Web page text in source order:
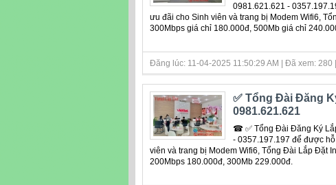
0981.621.621 -
ưu đãi cho Sinh viên và trang bị Modem Wifi6,
300Mbps giá chỉ 180.000đ, 500Mb giá chỉ
Đăng lúc: 11-04-2025 11:50:29 AM | Đã xem: 280
✅ ‎Tổng Đài Đăng
0981.621.621
☎ ✅ ‎Tổng Đài Đăng Ký
- 0357.197.197 để được
viên và trang bị Modem Wifi6, Tổng Đài Lắp Đặt
200Mbps 180.000đ, 300Mb 229.000đ.